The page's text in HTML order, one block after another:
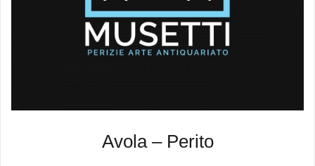
Avola – Perito